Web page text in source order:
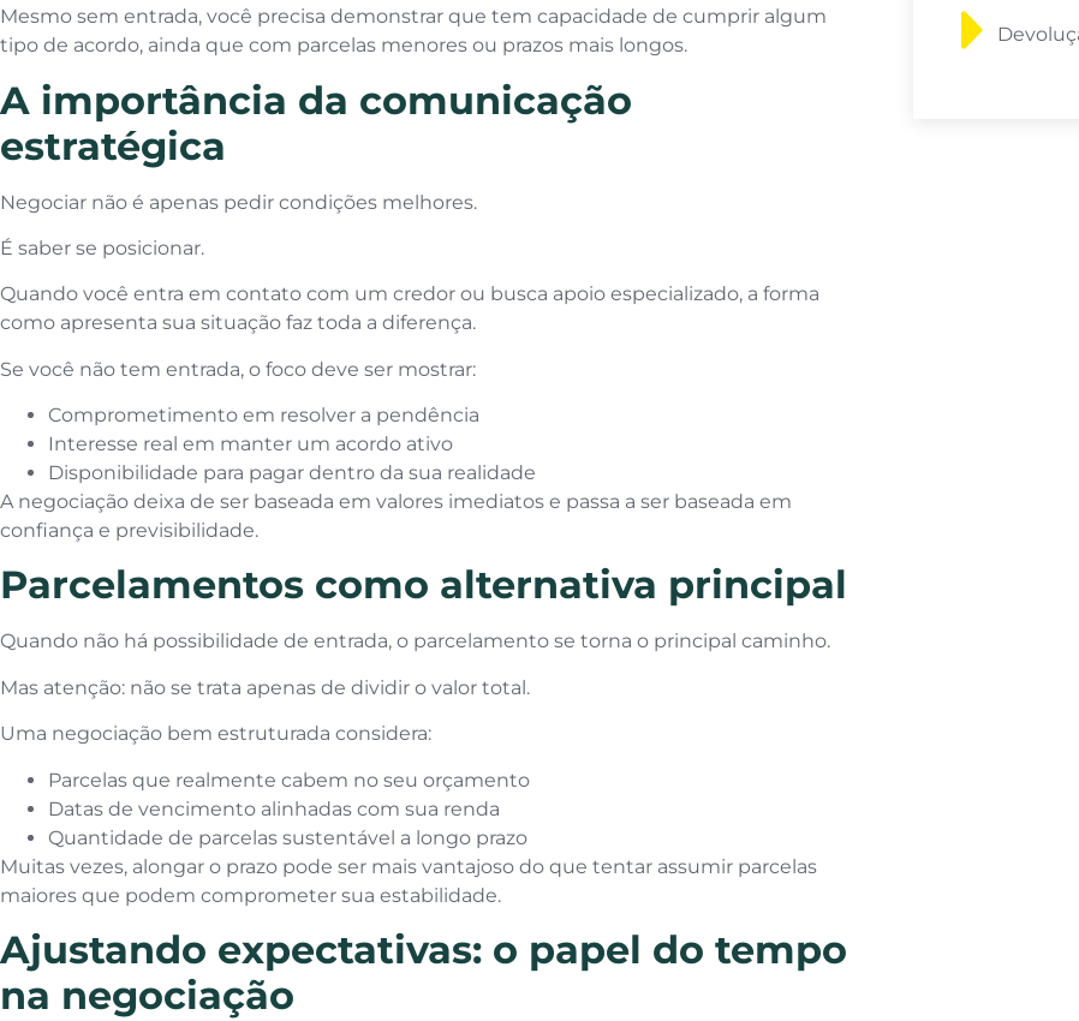
Mesmo sem entrada, você precisa demonstrar que tem capacidade de cumprir algum
tipo de acordo, ainda que com parcelas menores ou prazos mais longos.
A importância da comunicação
estratégica
Negociar não é apenas pedir condições melhores.
É saber se posicionar.
Quando você entra em contato com um credor ou busca apoio especializado, a forma
como apresenta sua situação faz toda a diferença.
Se você não tem entrada, o foco deve ser mostrar:
Comprometimento em resolver a pendência
Interesse real em manter um acordo ativo
Disponibilidade para pagar dentro da sua realidade
A negociação deixa de ser baseada em valores imediatos e passa a ser baseada em
confiança e previsibilidade.
Parcelamentos como alternativa principal
Quando não há possibilidade de entrada, o parcelamento se torna o principal caminho.
Mas atenção: não se trata apenas de dividir o valor total.
Uma negociação bem estruturada considera:
Parcelas que realmente cabem no seu orçamento
Datas de vencimento alinhadas com sua renda
Quantidade de parcelas sustentável a longo prazo
Muitas vezes, alongar o prazo pode ser mais vantajoso do que tentar assumir parcelas
maiores que podem comprometer sua estabilidade.
Ajustando expectativas: o papel do tempo
na negociação